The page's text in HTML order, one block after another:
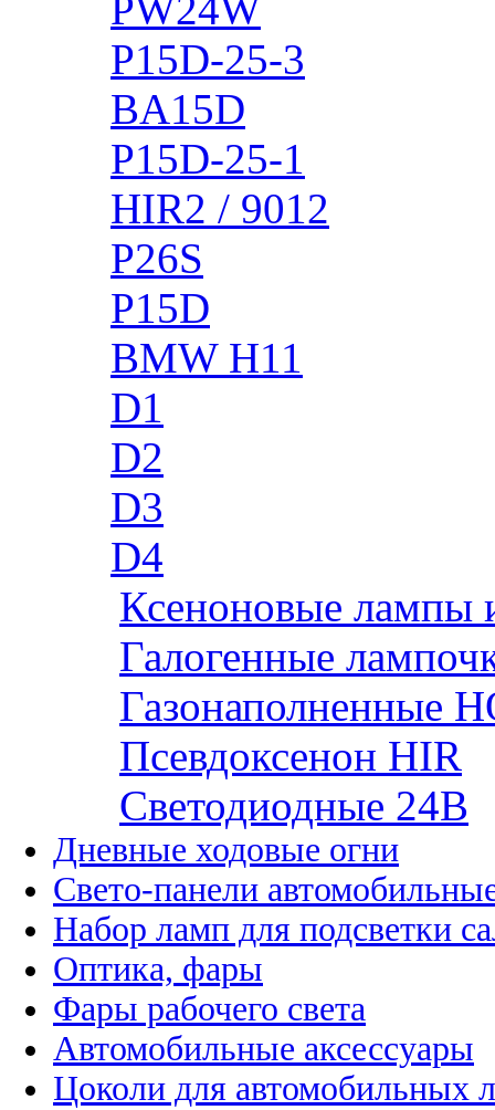
PW24W
P15D-25-3
BA15D
P15D-25-1
HIR2 / 9012
P26S
P15D
BMW H11
D1
D2
D3
D4
Ксеноновые лампы
Галогенные
Газонаполненные
Псевдоксенон HIR
Cветодиодные 24B
Дневные ходовые огни
Свето-панели
Набор ламп для подсветки
Оптика, фары
Фары рабочего света
Автомобильные аксессуары
Цоколи для автомобильных